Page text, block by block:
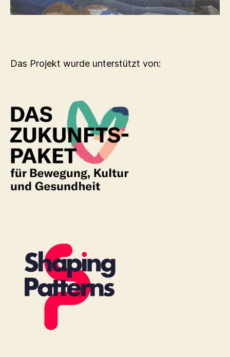
Das Projekt wurde unterstützt von: